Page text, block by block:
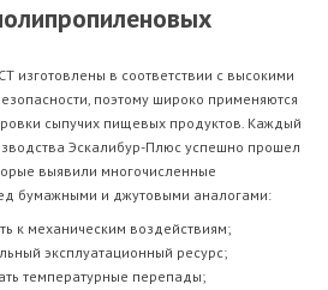
изготовлены в соответствии с высокими
поэтому широко применяются
сыпучих пищевых продуктов. Каждый
Эскалибур-Плюс успешно прошел
выявили многочисленные
бумажными и джутовыми аналогами:
к механическим воздействиям;
эксплуатационный ресурс;
температурные перепады;